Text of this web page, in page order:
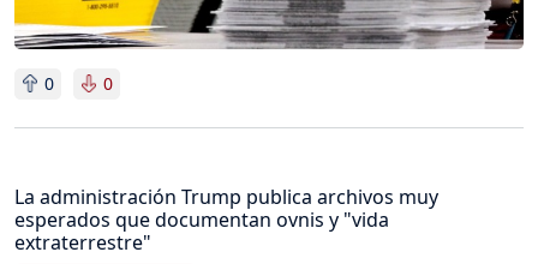
0 0
La administración Trump publica archivos muy
esperados que documentan ovnis y "vida
extraterrestre"